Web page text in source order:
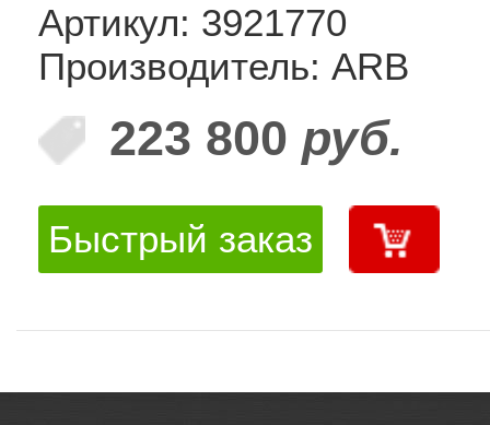
Артикул: 3921770
Производитель: ARB
223 800 руб.
Быстрый заказ